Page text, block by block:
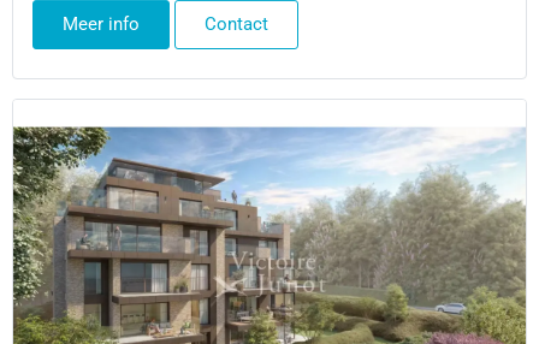
Meer info Contact